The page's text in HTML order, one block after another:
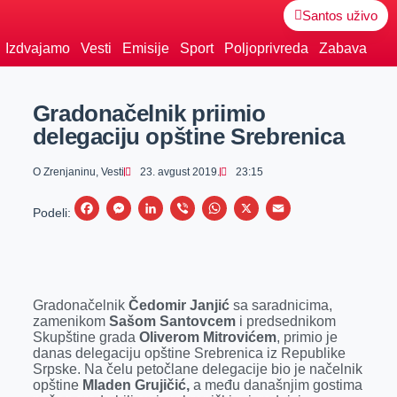
Santos uživo
Izdvajamo Vesti Emisije Sport Poljoprivreda Zabava
Gradonačelnik priimio
delegaciju opštine Srebrenica
O Zrenjaninu, Vesti 23. avgust 2019. 23:15
Podeli:
F
b
o
o
k
M
e
n
g
e
L
e
d
I
n
V
r
W
s
A
p
p
X
E
l
Gradonačelnik Čedomir Janjić sa saradnicima,
zamenikom Sašom Santovcemi predsednikom
Skupštine grada Oliverom Mitrovićem, primio je
danas delegaciju opštine Srebrenica iz Republike
Srpske. Na čelu petočlane delegacije bio je načelnik
opštine Mladen Grujičić,a među današnjim gostima